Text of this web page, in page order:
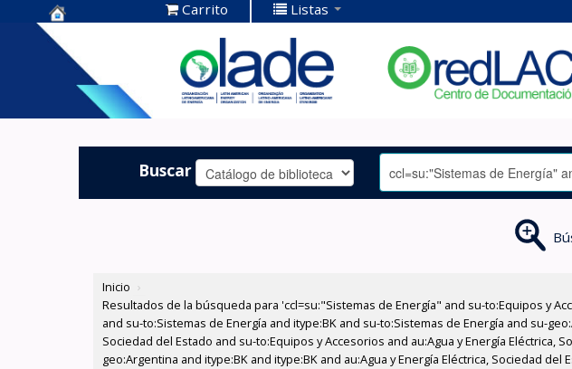
Centro de
Documentación
OLADE -
Carrito Listas
Buscar
Inicio ›
Resultados de la búsqueda para 'ccl=su:"Sistemas de Energía" and su-to:Equipos y
and su-to:Sistemas de Energía and itype:BK and su-to:Sistemas de Energía and su-
Sociedad del Estado and su-to:Equipos y Accesorios and au:Agua y Energía Eléctrica,
geo:Argentina and itype:BK and itype:BK and au:Agua y Energía Eléctrica, Sociedad